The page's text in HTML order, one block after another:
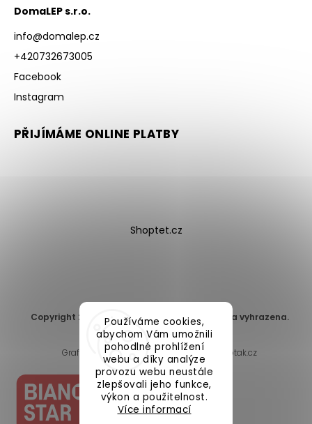
Používáme cookies,
abychom Vám umožnili
pohodlné prohlížení
webu a díky analýze
provozu webu neustále
zlepšovali jeho funkce,
výkon a použitelnost.
Více informací
DomaLEP s.r.o.
info@domalep.cz
+420732673005
Facebook
Instagram
PŘIJÍMÁME ONLINE PLATBY
Shoptet.cz
Copyright 2026 DomaLEP s.r.o. . Všechna práva vyhrazena.
Upravit nastavení cookies
Grafický návrh vytvořil a nakódoval
Shoptak.cz